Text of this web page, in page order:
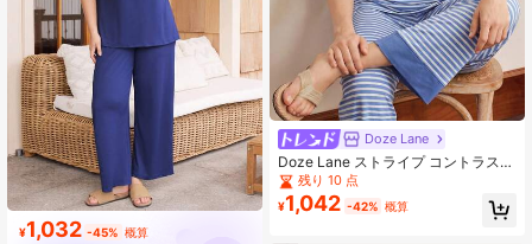
¥1,032 -45% 概算
Doze Lane
Doze Lane ストライプ コントラスト
カラーブロック プラスサイズ 半袖パ
ジャマセット
残り 10 点
¥1,042 -42% 概算